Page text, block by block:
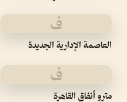
ف
العاصمة الإدارية الجديدة
ف
مترو أنفاق القاهرة